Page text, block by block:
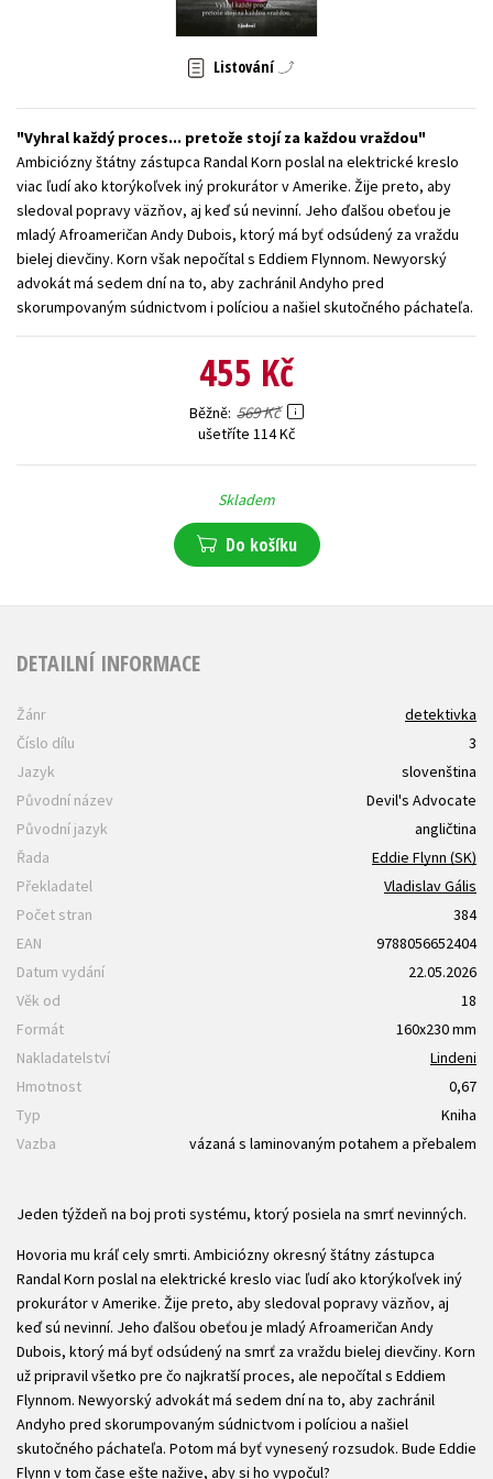
Zahraniční literatura
Všechny tituly
Listování
Vyhral každý proces... pretože stojí za každou vraždou
Ambiciózny štátny zástupca Randal Korn poslal na elektrické kreslo
viac ľudí ako ktorýkoľvek iný prokurátor v Amerike. Žije preto, aby
sledoval popravy väzňov, aj keď sú nevinní. Jeho ďalšou obeťou je
mladý Afroameričan Andy Dubois, ktorý má byť odsúdený za vraždu
bielej dievčiny. Korn však nepočítal s Eddiem Flynnom. Newyorský
advokát má sedem dní na to, aby zachránil Andyho pred
skorumpovaným súdnictvom i políciou a našiel skutočného páchateľa.
455 Kč
Běžně 569 Kč
ušetříte 114 Kč
Skladem
Do košíku
DETAILNÍ INFORMACE
Žánr
detektivka
Číslo dílu
3
Jazyk
slovenština
Původní název
Devil's Advocate
Původní jazyk
angličtina
Řada
Eddie Flynn (SK)
Překladatel
Vladislav Gális
Počet stran
384
EAN
9788056652404
Datum vydání
22.05.2026
Věk od
18
Formát
160x230 mm
Nakladatelství
Lindeni
Hmotnost
0,67
Typ
Kniha
Vazba
vázaná s laminovaným potahem a přebalem
Jeden týždeň na boj proti systému, ktorý posiela na smrť nevinných.
Hovoria mu kráľ cely smrti. Ambiciózny okresný štátny zástupca
Randal Korn poslal na elektrické kreslo viac ľudí ako ktorýkoľvek iný
prokurátor v Amerike. Žije preto, aby sledoval popravy väzňov, aj
keď sú nevinní. Jeho ďalšou obeťou je mladý Afroameričan Andy
Dubois, ktorý má byť odsúdený na smrť za vraždu bielej dievčiny. Korn
už pripravil všetko pre čo najkratší proces, ale nepočítal s Eddiem
Flynnom. Newyorský advokát má sedem dní na to, aby zachránil
Andyho pred skorumpovaným súdnictvom i políciou a našiel
skutočného páchateľa. Potom má byť vynesený rozsudok. Bude Eddie
Flynn v tom čase ešte nažive, aby si ho vypočul?